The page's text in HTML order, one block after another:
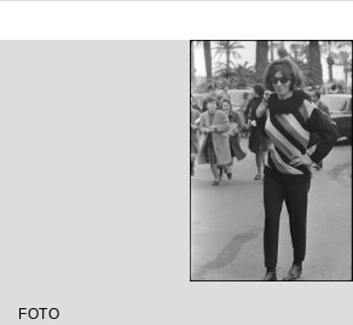
FOTO